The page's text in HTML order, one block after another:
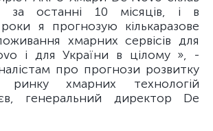
за останні 10 місяців, і в
я прогнозую кількаразове
хмарних сервісів для
і для України в цілому », -
про прогнози розвитку
ринку хмарних технологій
генеральний директор De